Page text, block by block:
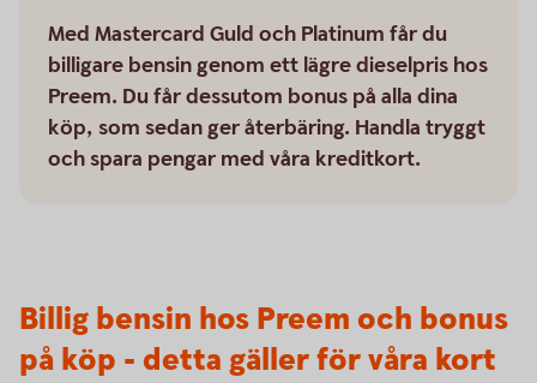
Med Mastercard Guld och Platinum får du
billigare bensin genom ett lägre dieselpris hos
Preem. Du får dessutom bonus på alla dina
köp, som sedan ger återbäring. Handla tryggt
och spara pengar med våra kreditkort.
Billig bensin hos Preem och bonus
på köp - detta gäller för våra kort